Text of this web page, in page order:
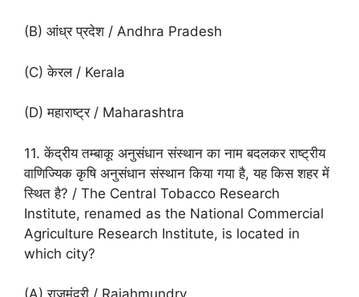
(B) आंध्र प्रदेश / Andhra Pradesh
(C) केरल / Kerala
(D) महाराष्ट्र / Maharashtra
11. केंद्रीय तम्बाकू अनुसंधान संस्थान का नाम बदलकर राष्ट्रीय
वाणिज्यिक कृषि अनुसंधान संस्थान किया गया है, यह किस शहर में
स्थित है? / The Central Tobacco Research
Institute, renamed as the National Commercial
Agriculture Research Institute, is located in
which city?